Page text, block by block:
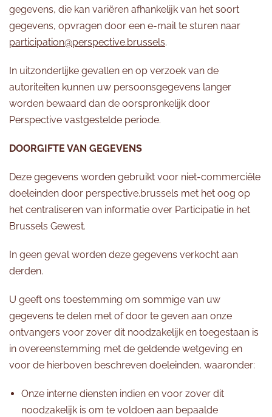
gegevens, die kan variëren afhankelijk van het soort
gegevens, opvragen door een e-mail te sturen naar
participation@perspective.brussels.
In uitzonderlijke gevallen en op verzoek van de
autoriteiten kunnen uw persoonsgegevens langer
worden bewaard dan de oorspronkelijk door
Perspective vastgestelde periode.
DOORGIFTE VAN GEGEVENS
Deze gegevens worden gebruikt voor niet-commerciële
doeleinden door perspective.brussels met het oog op
het centraliseren van informatie over Participatie in het
Brussels Gewest.
In geen geval worden deze gegevens verkocht aan
derden.
U geeft ons toestemming om sommige van uw
gegevens te delen met of door te geven aan onze
ontvangers voor zover dit noodzakelijk en toegestaan is
in overeenstemming met de geldende wetgeving en
voor de hierboven beschreven doeleinden, waaronder:
Onze interne diensten indien en voor zover dit
noodzakelijk is om te voldoen aan bepaalde